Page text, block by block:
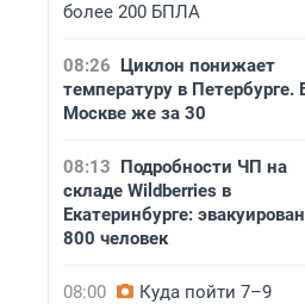
более 200 БПЛА
08:26 Циклон понижает
температуру в Петербурге.
Москве же за 30
08:13 Подробности ЧП на
складе Wildberries в
Екатеринбурге:
800 человек
08:00
Куда пойти 7–9